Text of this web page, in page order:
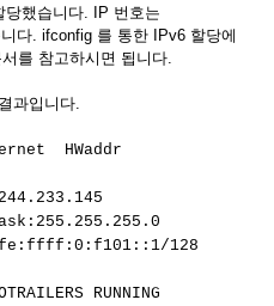
했습니다. IP 번호는
다. ifconfig 를 통한 IPv6 할당에
를 참고하시면 됩니다.
과입니다.
HWaddr
128
RUNNING